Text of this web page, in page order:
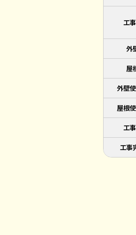
工
外
屋
外壁
屋根
工
工事